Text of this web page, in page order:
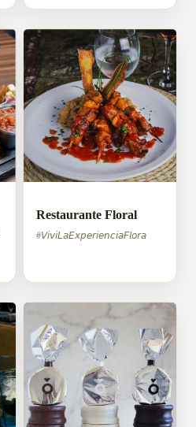
Restaurante Floral
#𝘝𝘪𝘷𝘪𝘓𝘢𝘌𝘹𝘱𝘦𝘳𝘪𝘦𝘯𝘤𝘪𝘢𝘍𝘭𝘰𝘳𝘢